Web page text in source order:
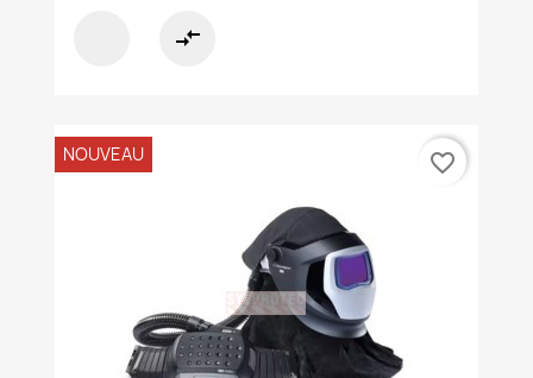
compare_arrows
NOUVEAU favorite_border